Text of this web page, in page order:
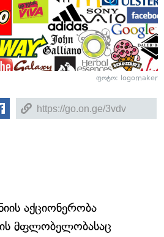
ფოტო: logomaker
აქციონერობა
მფლობელობასაც